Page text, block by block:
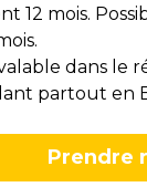
12 mois.
dans le
partout en
Prendre